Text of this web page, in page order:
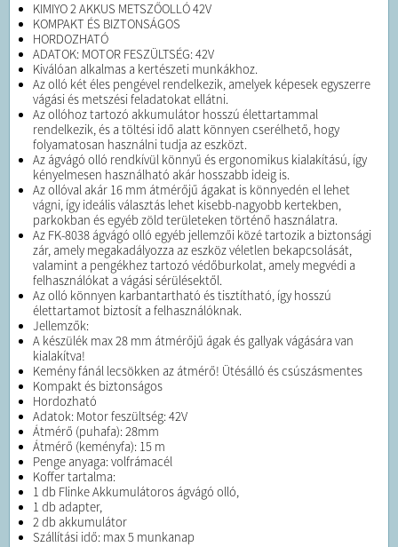
KIMIYO 2 AKKUS METSZŐOLLÓ 42V
KOMPAKT ÉS BIZTONSÁGOS
HORDOZHATÓ
ADATOK: MOTOR FESZÜLTSÉG: 42V
Kiválóan alkalmas a kertészeti munkákhoz.
Az olló két éles pengével rendelkezik, amelyek képesek egyszerre
vágási és metszési feladatokat ellátni.
Az ollóhoz tartozó akkumulátor hosszú élettartammal
rendelkezik, és a töltési idő alatt könnyen cserélhető, hogy
folyamatosan használni tudja az eszközt.
Az ágvágó olló rendkívül könnyű és ergonomikus kialakítású, így
kényelmesen használható akár hosszabb ideig is.
Az ollóval akár 16 mm átmérőjű ágakat is könnyedén el lehet
vágni, így ideális választás lehet kisebb-nagyobb kertekben,
parkokban és egyéb zöld területeken történő használatra.
Az FK-8038 ágvágó olló egyéb jellemzői közé tartozik a biztonsági
zár, amely megakadályozza az eszköz véletlen bekapcsolását,
valamint a pengékhez tartozó védőburkolat, amely megvédi a
felhasználókat a vágási sérülésektől.
Az olló könnyen karbantartható és tisztítható, így hosszú
élettartamot biztosít a felhasználóknak.
Jellemzők:
A készülék max 28 mm átmérőjű ágak és gallyak vágására van
kialakítva!
Kemény fánál lecsökken az átmérő! Ütésálló és csúszásmentes
Kompakt és biztonságos
Hordozható
Adatok: Motor feszültség: 42V
Átmérő (puhafa): 28mm
Átmérő (keményfa): 15 m
Penge anyaga: volfrámacél
Koffer tartalma:
1 db Flinke Akkumulátoros ágvágó olló,
1 db adapter,
2 db akkumulátor
Szállítási idő: max 5 munkanap